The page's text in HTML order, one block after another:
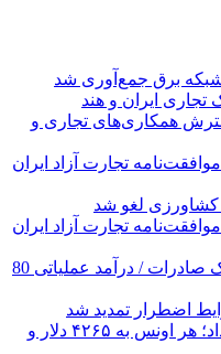
ایران و هند
همکاری‌های تجاری و
تجارت آزاد ایران
کشاورزی لغو شد
تجارت آزاد ایران
تغییر مثبت در عملکرد مالی بانک صادرات / درآمد عملیاتی 80
اضطرار تمدید شد
قیمت جهانی طلا امروز ۱۵ مرداد؛ هر اونس به ۴۲۶۵ دلار و